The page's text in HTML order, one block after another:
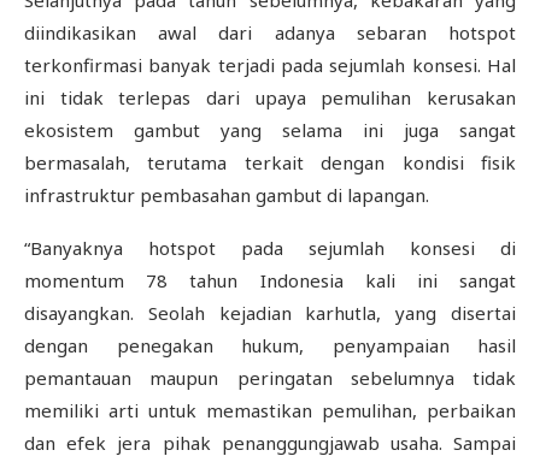
diindikasikan awal dari adanya sebaran hotspot
terkonfirmasi banyak terjadi pada sejumlah konsesi. Hal
ini tidak terlepas dari upaya pemulihan kerusakan
ekosistem gambut yang selama ini juga sangat
bermasalah, terutama terkait dengan kondisi fisik
infrastruktur pembasahan gambut di lapangan.
“Banyaknya hotspot pada sejumlah konsesi di
momentum 78 tahun Indonesia kali ini sangat
disayangkan. Seolah kejadian karhutla, yang disertai
dengan penegakan hukum, penyampaian hasil
pemantauan maupun peringatan sebelumnya tidak
memiliki arti untuk memastikan pemulihan, perbaikan
dan efek jera pihak penanggungjawab usaha. Sampai